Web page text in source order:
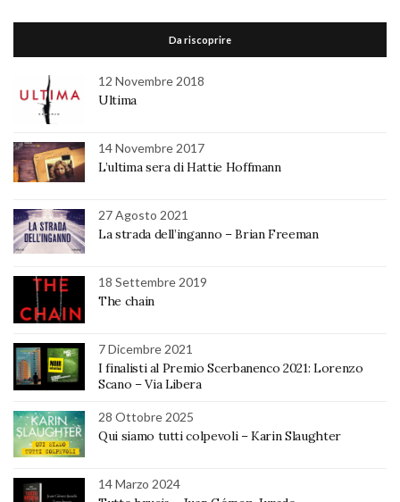
Da riscoprire
12 Novembre 2018
Ultima
14 Novembre 2017
L’ultima sera di Hattie Hoffmann
27 Agosto 2021
La strada dell’inganno – Brian Freeman
18 Settembre 2019
The chain
7 Dicembre 2021
I finalisti al Premio Scerbanenco 2021: Lorenzo
Scano – Via Libera
28 Ottobre 2025
Qui siamo tutti colpevoli – Karin Slaughter
14 Marzo 2024